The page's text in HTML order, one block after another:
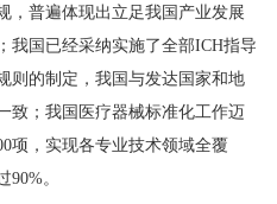
普遍体现出立足我国产业发展
我国已经采纳实施了全部ICH指导
则的制定，我国与发达国家和地
致；我国医疗器械标准化工作迈
项，实现各专业技术领域全覆
。